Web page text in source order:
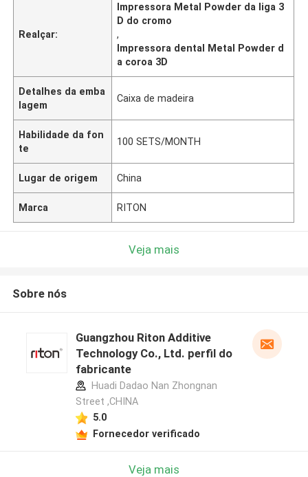
Realçar:
Impressora Metal Powder da liga 3
D do cromo
,
Impressora dental Metal Powder d
a coroa 3D
Detalhes da emba
lagem
Caixa de madeira
Habilidade da fon
te
100 SETS/MONTH
Lugar de origem China
Marca RITON
Veja mais
Sobre nós
Guangzhou Riton Additive
Technology Co., Ltd. perfil do
fabricante
Huadi Dadao Nan Zhongnan
Street ,CHINA
5.0
Fornecedor verificado
Veja mais